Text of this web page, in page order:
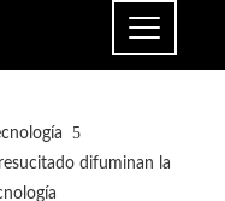
difuminan la